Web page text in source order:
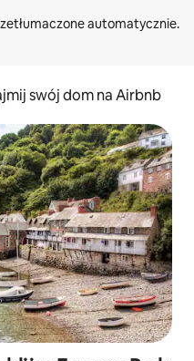
swój dom na Airbnb